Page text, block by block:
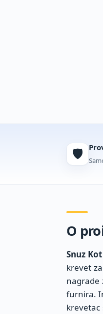
🛡️
O
Snuz
krevet
nagrade
furnira.
krevetac